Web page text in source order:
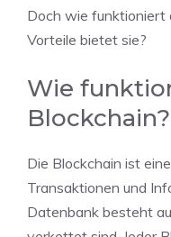
Doch wie funktioniert
Vorteile bietet sie?
Wie
Blockchain?
Die Blockchain ist
Transaktionen und
Datenbank besteht